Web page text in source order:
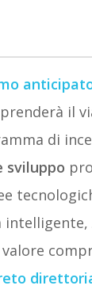
prenderà il
di
sviluppo